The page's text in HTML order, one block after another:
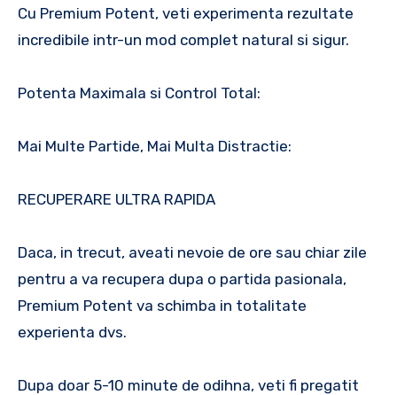
Cu Premium Potent, veti experimenta rezultate
incredibile intr-un mod complet natural si sigur.
Potenta Maximala si Control Total:
Mai Multe Partide, Mai Multa Distractie:
RECUPERARE ULTRA RAPIDA
Daca, in trecut, aveati nevoie de ore sau chiar zile
pentru a va recupera dupa o partida pasionala,
Premium Potent va schimba in totalitate
experienta dvs.
Dupa doar 5-10 minute de odihna, veti fi pregatit